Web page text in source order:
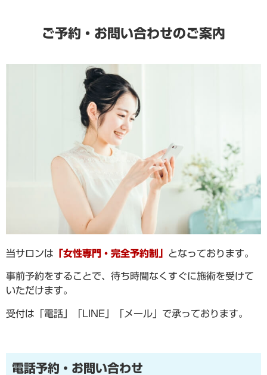
ご予約・お問い合わせのご案内
当サロンは 「女性専門・完全予約制」 となっております。
事前予約をすることで、待ち時間なくすぐに施術を受けて
いただけます。
受付は「電話」「LINE」「メール」で承っております。
電話予約・お問い合わせ